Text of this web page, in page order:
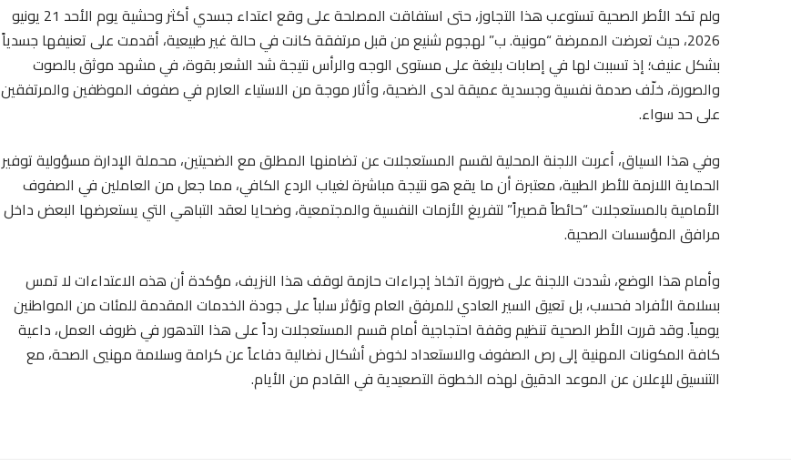
ولم تكد الأطر الصحية تستوعب هذا التجاوز، حتى استفاقت المصلحة على وقع اعتداء جسدي أكثر وحشية يوم الأحد 21 يونيو
2026، حيث تعرضت الممرضة “مونية. ب” لهجوم شنيع من قبل مرتفقة كانت في حالة غير طبيعية، أقدمت على تعنيفها جسدياً
بشكل عنيف؛ إذ تسببت لها في إصابات بليغة على مستوى الوجه والرأس نتيجة شد الشعر بقوة، في مشهد موثق بالصوت
والصورة، خلّف صدمة نفسية وجسدية عميقة لدى الضحية، وأثار موجة من الاستياء العارم في صفوف الموظفين والمرتفقين
على حد سواء.
وفي هذا السياق، أعربت اللجنة المحلية لقسم المستعجلات عن تضامنها المطلق مع الضحيتين، محملة الإدارة مسؤولية توفير
الحماية اللازمة للأطر الطبية، معتبرة أن ما يقع هو نتيجة مباشرة لغياب الردع الكافي، مما جعل من العاملين في الصفوف
الأمامية بالمستعجلات “حائطاً قصيراً” لتفريغ الأزمات النفسية والمجتمعية، وضحايا لعقد التباهي التي يستعرضها البعض داخل
مرافق المؤسسات الصحية.
وأمام هذا الوضع، شددت اللجنة على ضرورة اتخاذ إجراءات حازمة لوقف هذا النزيف، مؤكدة أن هذه الاعتداءات لا تمس
بسلامة الأفراد فحسب، بل تعيق السير العادي للمرفق العام وتؤثر سلباً على جودة الخدمات المقدمة للمئات من المواطنين
يومياً. وقد قررت الأطر الصحية تنظيم وقفة احتجاجية أمام قسم المستعجلات رداً على هذا التدهور في ظروف العمل، داعية
كافة المكونات المهنية إلى رص الصفوف والاستعداد لخوض أشكال نضالية دفاعاً عن كرامة وسلامة مهنيي الصحة، مع
التنسيق للإعلان عن الموعد الدقيق لهذه الخطوة التصعيدية في القادم من الأيام.